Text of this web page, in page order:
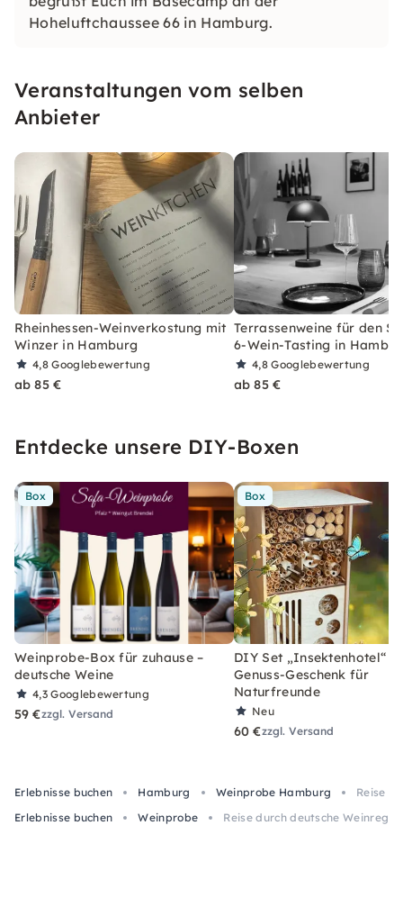
Hoheluftchaussee 66 in Hamburg.
Veranstaltungen vom selben
Anbieter
Rheinhessen-Weinverkostung mit
Winzer in Hamburg
4,8Googlebewertung
ab 85 €
Terrassenweine für den
6-Wein-Tasting in
4,8Googlebewertung
ab 85 €
Entdecke unsere DIY-Boxen
Box
Weinprobe-Box für zuhause –
deutsche Weine
4,3Googlebewertung
59 €zzgl. Versand
Box
DIY Set „Insektenhotel“ –
Genuss-Geschenk für
Naturfreunde
Neu
60 €zzgl. Versand
Erlebnisse buchen Hamburg Weinprobe Hamburg
Reise
Erlebnisse buchen
Weinprobe Reise durch deutsche